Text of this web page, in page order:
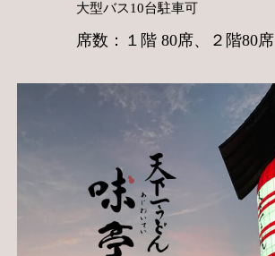
大型バス10台駐車可
席数：１階 80席、２階80席